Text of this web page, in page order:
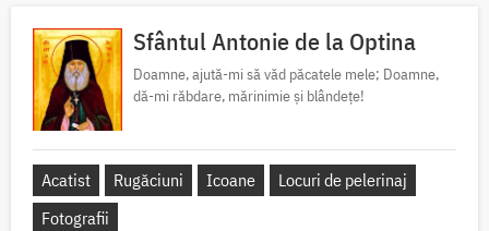
Sfântul Antonie de la Optina
Doamne, ajută-mi să văd păcatele mele; Doamne,
dă-mi răbdare, mărinimie şi blândeţe!
Acatist Rugăciuni Icoane
Locuri de pelerinaj
Fotografii